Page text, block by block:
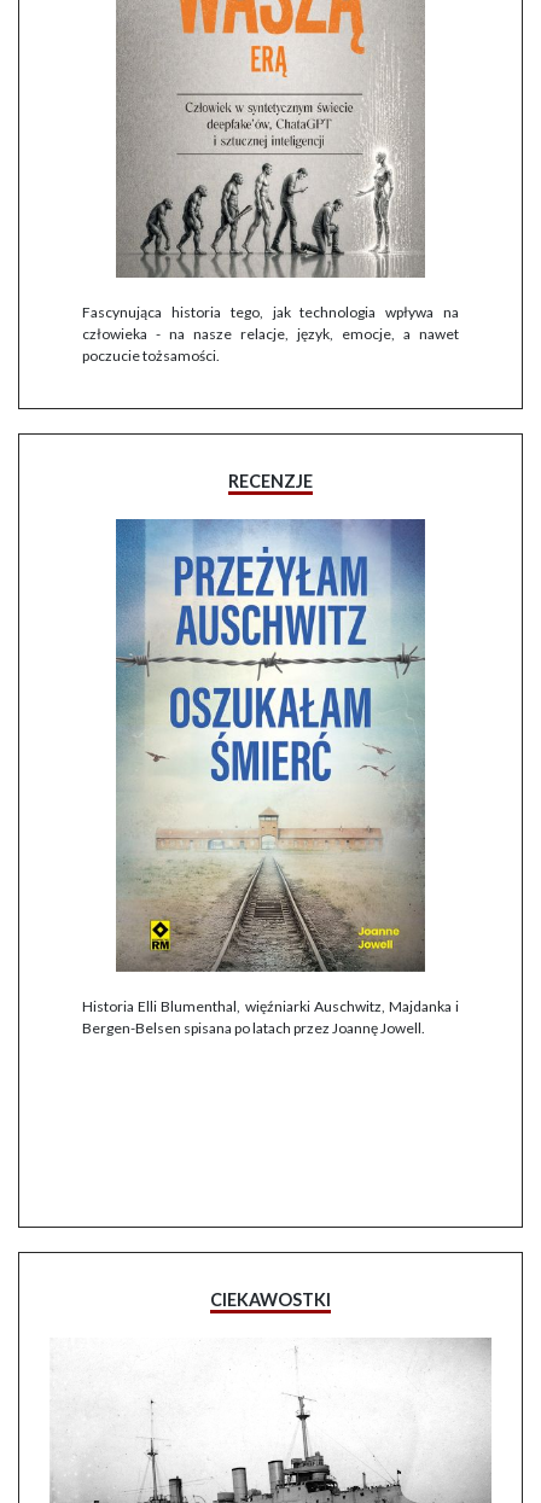
Fascynująca historia tego, jak technologia wpływa na
człowieka - na nasze relacje, język, emocje, a nawet
poczucie tożsamości.
RECENZJE
Historia Elli Blumenthal, więźniarki Auschwitz, Majdanka i
Bergen-Belsen spisana po latach przez Joannę Jowell.
CIEKAWOSTKI